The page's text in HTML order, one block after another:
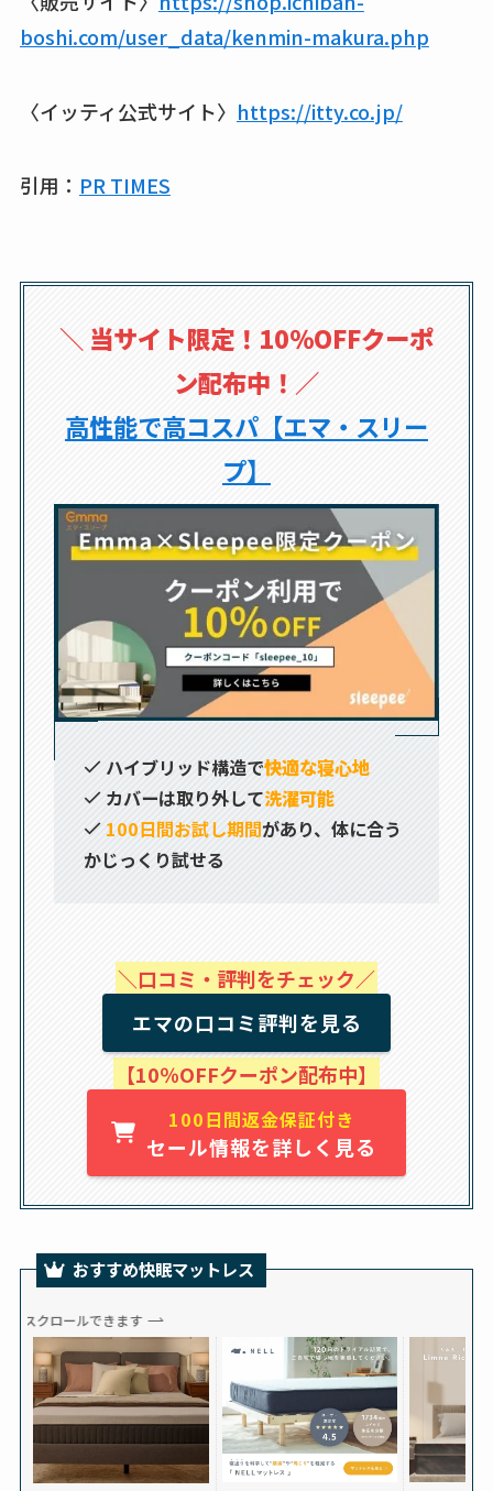
boshi.com/user_data/kenmin-makura.php
〈イッティ公式サイト〉 https://itty.co.jp/
引用： PR TIMES
＼ 当サイト限定！10％OFFクーポ
ン配布中！ ／
高性能で高コスパ【エマ・スリー
プ】
ハイブリッド構造で快適な寝心地
カバーは取り外して洗濯可能
100日間お試し期間があり、体に合う
かじっくり試せる
＼口コミ・評判をチェック／
エマの口コミ評判を見る
【10％OFFクーポン配布中】
100日間返金保証付き
セール情報を詳しく見る
おすすめ快眠マットレス
スクロールできます